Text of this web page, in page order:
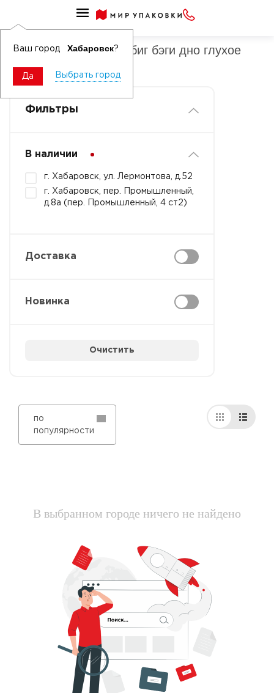
Ваш город Хабаровск?
Да Выбрать город
Мешки со стропами- биг бэги дно глухое
Фильтры
В наличии
г. Хабаровск, ул. Лермонтова, д.52
г. Хабаровск, пер. Промышленный,
д.8а (пер. Промышленный, 4 ст2)
Доставка
Новинка
Очистить
по
популярности
В выбранном городе ничего не найдено